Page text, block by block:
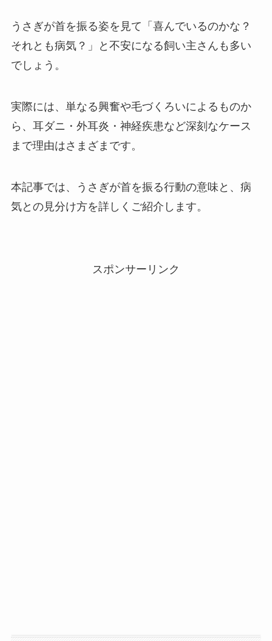
うさぎが首を振る姿を見て「喜んでいるのかな？
それとも病気？」と不安になる飼い主さんも多い
でしょう。
実際には、単なる興奮や毛づくろいによるものか
ら、耳ダニ・外耳炎・神経疾患など深刻なケース
まで理由はさまざまです。
本記事では、うさぎが首を振る行動の意味と、病
気との見分け方を詳しくご紹介します。
スポンサーリンク